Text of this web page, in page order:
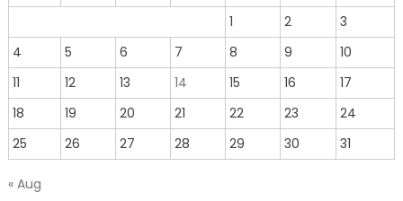
1
2
3
4
5 6 7 8 9
10
11
12 13 14 15 16
17
18
19 20 21 22 23
24
25
26 27 28 29 30 31
« Aug